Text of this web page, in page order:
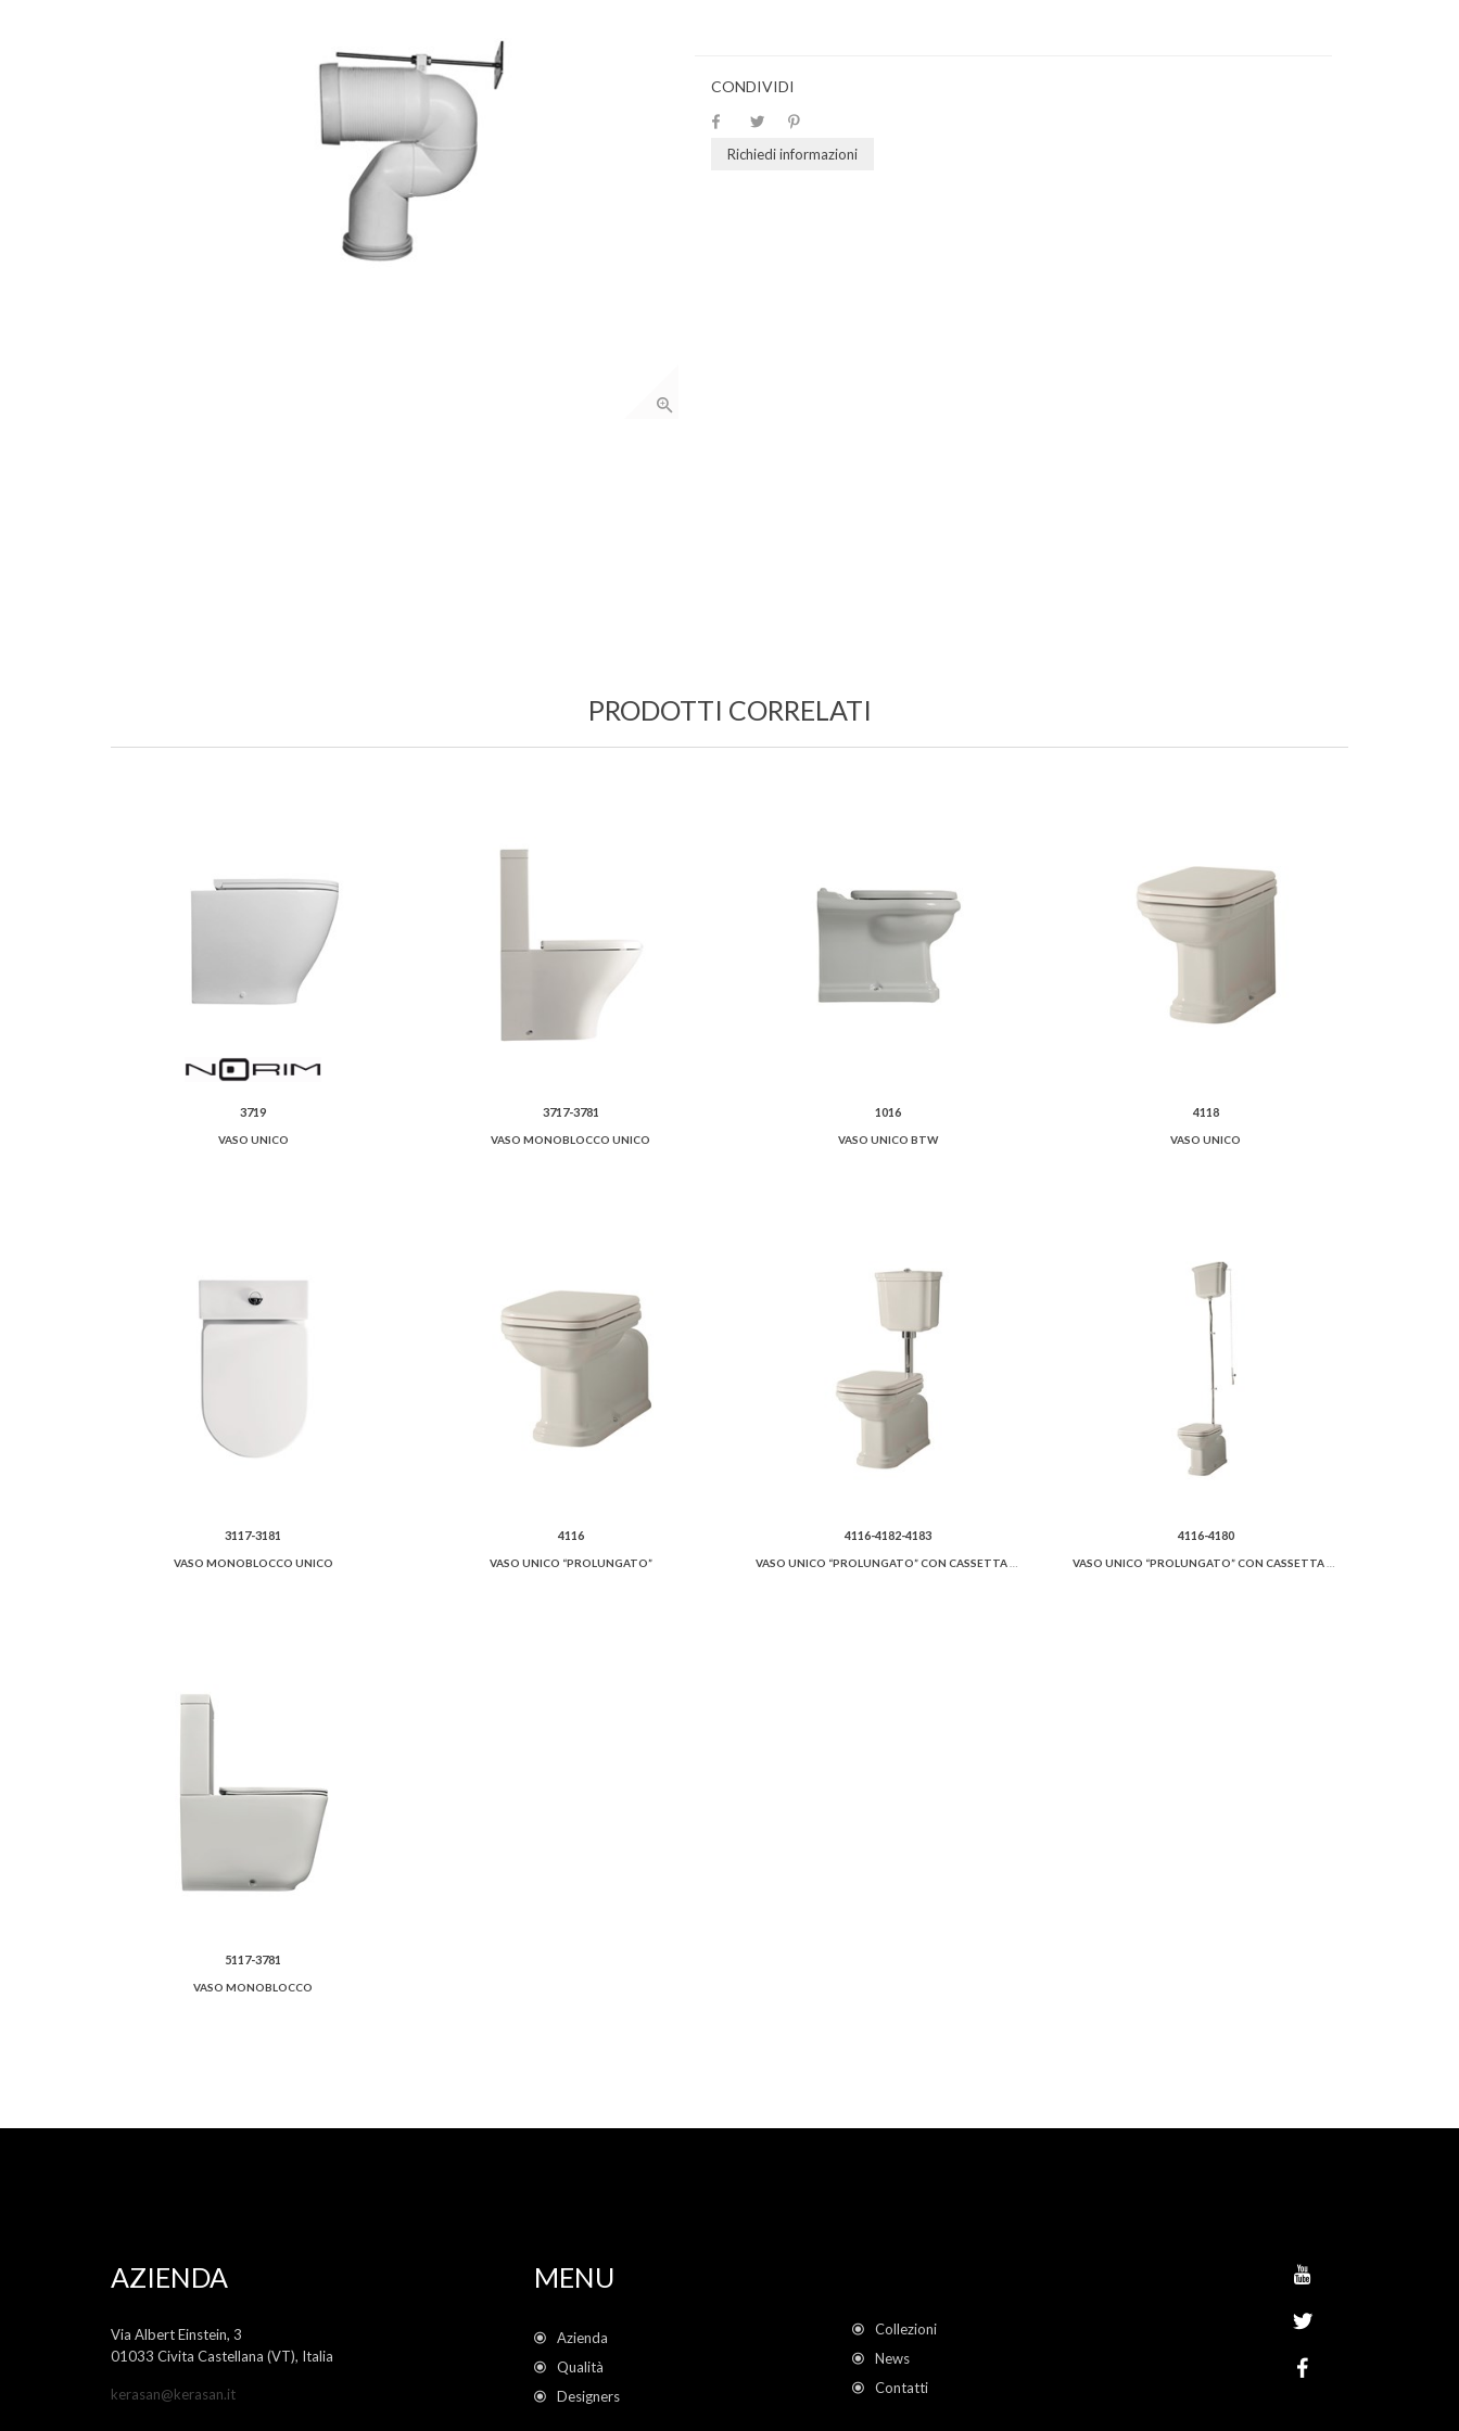
CONDIVIDI
Richiedi informazioni
PRODOTTI CORRELATI
3719
VASO UNICO
3717-3781
VASO MONOBLOCCO UNICO
1016
VASO UNICO BTW
4118
VASO UNICO
3117-3181
VASO MONOBLOCCO UNICO
4116
VASO UNICO “PROLUNGATO”
4116-4182-4183 4116-4180
5117-3781
VASO MONOBLOCCO
AZIENDA
Via Albert Einstein, 3
01033 Civita Castellana (VT), Italia
kerasan@kerasan.it
MENU
Azienda
Qualità
Designers
Collezioni
News
Contatti